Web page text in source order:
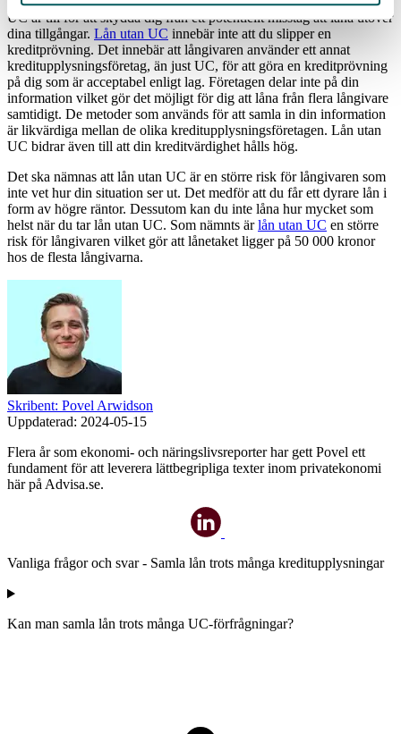
UC är till för att skydda dig från ett potentiellt misstag att låna utöver
dina tillgångar. Lån utan UC innebär inte att du slipper en
kreditprövning. Det innebär att långivaren använder ett annat
kreditupplysningsföretag, än just UC, för att göra en kreditprövning
på dig som är acceptabel enligt lag. Företagen delar inte på din
information vilket gör det möjligt för dig att låna från flera långivare
samtidigt. De metoder som används för att samla in din information
är likvärdiga mellan de olika kreditupplysningsföretagen. Lån utan
UC bidrar även till att din kreditvärdighet hålls hög.
Det ska nämnas att lån utan UC är en större risk för långivaren som
inte vet hur din situation ser ut. Det medför att du får ett dyrare lån i
form av högre räntor. Dessutom kan du inte låna hur mycket som
helst när du tar lån utan UC. Som nämnts ärlån utan UC en större
risk för långivaren vilket gör att lånetaket ligger på 50 000 kronor
hos de flesta långivarna.
Skribent: Povel Arwidson
Uppdaterad: 2024-05-15
Flera år som ekonomi- och näringslivsreporter har gett Povel ett
fundament för att leverera lättbegripliga texter inom privatekonomi
här på Advisa.se.
Vanliga frågor och svar - Samla lån trots många kreditupplysningar
Kan man samla lån trots många UC-förfrågningar?